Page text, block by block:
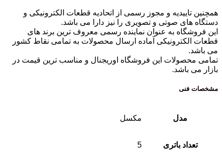
همچنین تاییدیه و مجوز رسمی از اتحادیه قطعات الکترونیکی و
دستگاه های صوتی و تصویری را نیز دارا می باشد.
این فروشگاه به عنوان نماینده رسمی معروف ترین برند های
قطعات الکترونیکی آماده ارسال محصولات به تمامی نقاط کشور
می باشد.
تمامی محصولات این فروشگاه اوریجنال و مناسب ترین قیمت در
بازار می باشد.
مشخصات فنی
مدل مکسل
تعداد باتری 5